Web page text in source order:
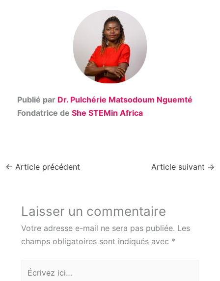
Publié par Dr. Pulchérie Matsodoum Nguemté
Fondatrice de She STEMin Africa
← Article précédent Article suivant →
Laisser un commentaire
Votre adresse e-mail ne sera pas publiée. Les
champs obligatoires sont indiqués avec *
Écrivez